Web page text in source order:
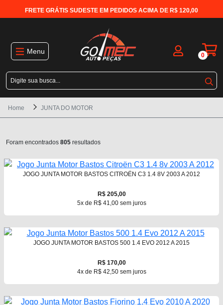
FRETE GRÁTIS SUDESTE EM PEDIDOS ACIMA DE R$ 120,00
Menu 0
Home JUNTA DO MOTOR
Foram encontrados 805 resultados
JOGO JUNTA MOTOR BASTOS CITROËN C3 1.4 8V 2003 A 2012
R$ 205,00
5x de R$ 41,00 sem juros
JOGO JUNTA MOTOR BASTOS 500 1.4 EVO 2012 A 2015
R$ 170,00
4x de R$ 42,50 sem juros